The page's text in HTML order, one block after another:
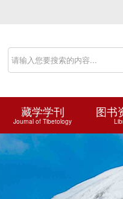
藏学学刊
Journal of Tibetology
图书